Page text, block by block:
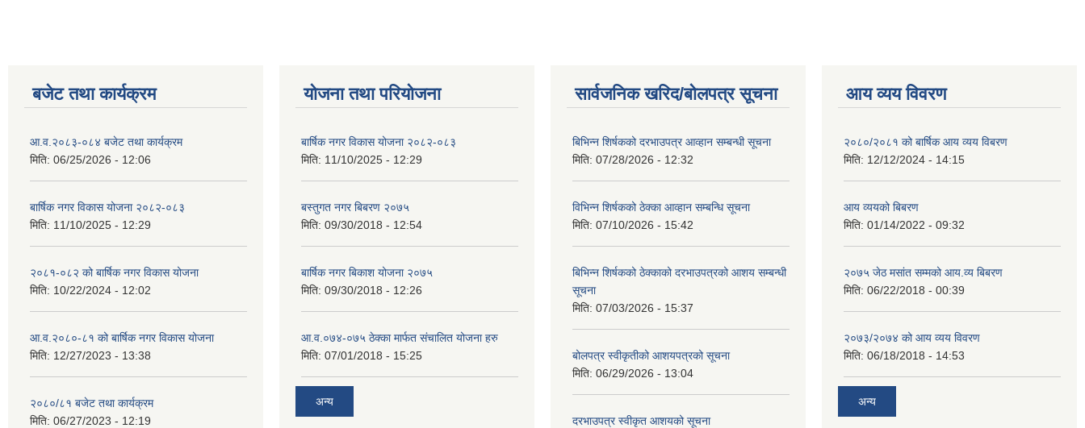
बजेट तथा कार्यक्रम
आ.व.२०८३-०८४ बजेट तथा कार्यक्रम
मिति: 06/25/2026 - 12:06
बार्षिक नगर विकास योजना २०८२-०८३
मिति: 11/10/2025 - 12:29
२०८१-०८२ को बार्षिक नगर विकास योजना
मिति: 10/22/2024 - 12:02
आ.व.२०८०-८१ को बार्षिक नगर विकास योजना
मिति: 12/27/2023 - 13:38
२०८०/८१ बजेट तथा कार्यक्रम
मिति: 06/27/2023 - 12:19
योजना तथा परियोजना
बार्षिक नगर विकास योजना २०८२-०८३
मिति: 11/10/2025 - 12:29
बस्तुगत नगर बिबरण २०७५
मिति: 09/30/2018 - 12:54
बार्षिक नगर बिकाश योजना २०७५
मिति: 09/30/2018 - 12:26
आ.व.०७४-०७५ ठेक्का मार्फत संचालित योजना हरु
मिति: 07/01/2018 - 15:25
अन्य
सार्वजनिक खरिद/बोलपत्र सूचना
बिभिन्‍न शिर्षकको दरभाउपत्र आव्हान सम्बन्धी सूचना
मिति: 07/28/2026 - 12:32
विभिन्न शिर्षकको ठेक्का आव्हान सम्बन्धि सूचना
मिति: 07/10/2026 - 15:42
बिभिन्‍न शिर्षकको ठेक्काको दरभाउपत्रको आशय सम्बन्धी
सूचना
मिति: 07/03/2026 - 15:37
बोलपत्र स्वीकृतीको आशयपत्रको सूचना
मिति: 06/29/2026 - 13:04
दरभाउपत्र स्वीकृत आशयको सूचना
आय व्यय विवरण
२०८०/२०८१ को बार्षिक आय व्यय विबरण
मिति: 12/12/2024 - 14:15
आय व्ययको बिबरण
मिति: 01/14/2022 - 09:32
२०७५ जेठ मसांत सम्मको आय.व्य बिबरण
मिति: 06/22/2018 - 00:39
२०७३/२०७४ को आय व्यय विवरण
मिति: 06/18/2018 - 14:53
अन्य